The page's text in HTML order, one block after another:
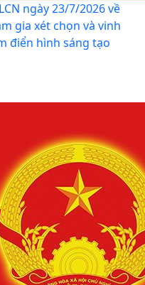
ngày 23/7/2026 về
gia xét chọn và vinh
điển hình sáng tạo